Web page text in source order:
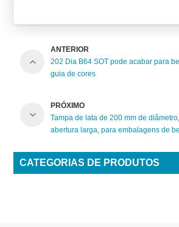
ANTERIOR
202 Dia B64 SOT pode acabar para
guia de cores
PRÓXIMO
Tampa de lata de 200 mm de
abertura larga, para embalagens de
CATEGORIAS DE PRODUTOS